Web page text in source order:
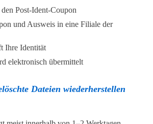
Post-Ident-Coupon
und Ausweis in eine Filiale der
Ihre Identität
elektronisch übermittelt
Dateien wiederherstellen